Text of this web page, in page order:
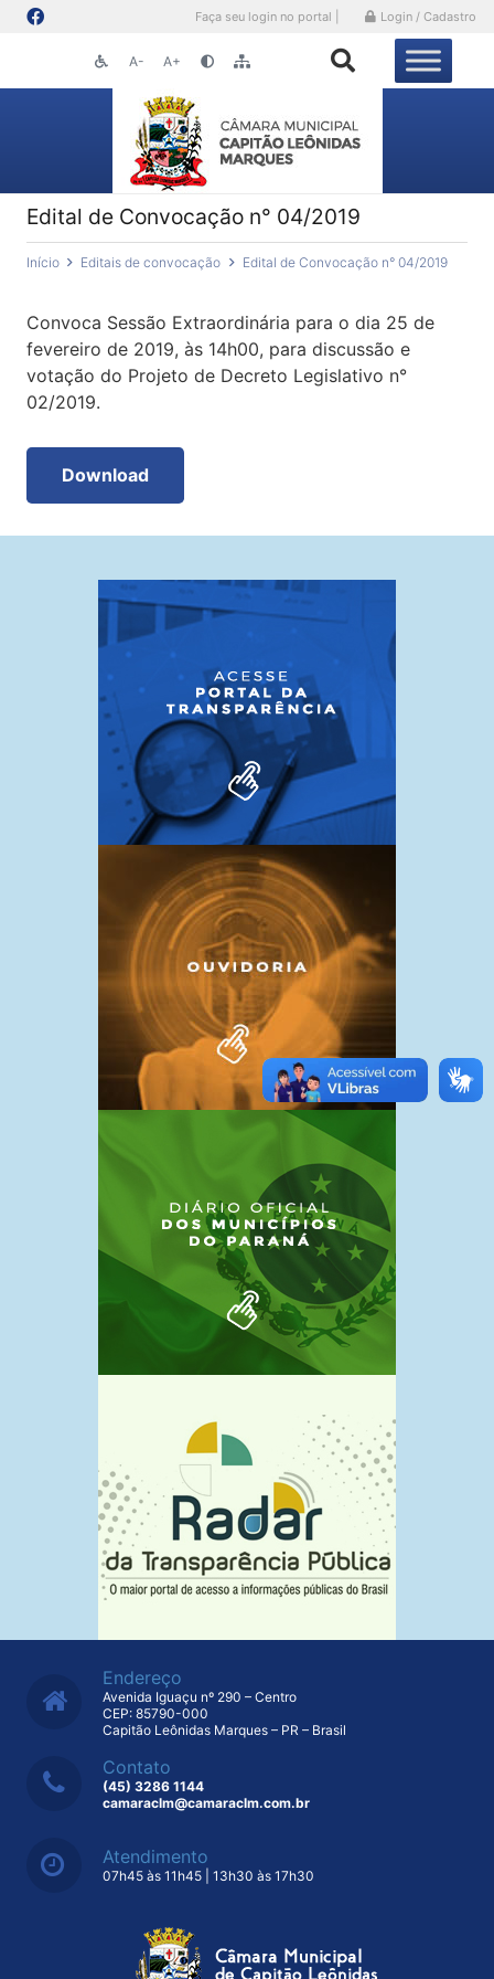
Faça seu login no portal | Login / Cadastro
A- A+
Edital de Convocação n° 04/2019
Início Editais de convocação Edital de Convocação n° 04/2019
Convoca Sessão Extraordinária para o dia 25 de
fevereiro de 2019, às 14h00, para discussão e
votação do Projeto de Decreto Legislativo n°
02/2019.
Download
Endereço
Avenida Iguaçu nº 290 – Centro
CEP: 85790-000
Capitão Leônidas Marques – PR – Brasil
Contato
(45) 3286 1144
camaraclm@camaraclm.com.br
Atendimento
07h45 às 11h45 | 13h30 às 17h30